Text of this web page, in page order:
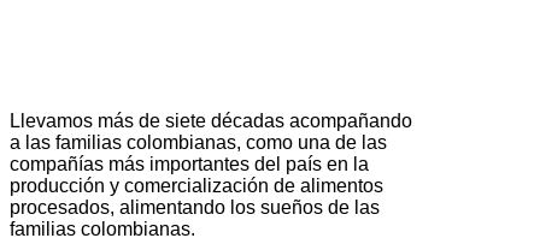
Llevamos más de siete décadas acompañando
a las familias colombianas, como una de las
compañías más importantes del país en la
producción y comercialización de alimentos
procesados, alimentando los sueños de las
familias colombianas.